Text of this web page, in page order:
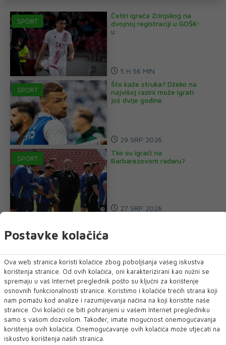
SPORT
Četiri igrača Zrinjskog na
dvojnoj registraciji u GOŠK-
u
5 H 56 MIN
SPORT
Što kaže struka? Džeko na
najvišoj razini može igrati
još dvije godine
29 SRP 2026
SPORT
Tko su igrači na
Barbarezovom radaru?
27 SRP 2026
Postavke kolačića
Ova web stranica koristi kolačiće zbog poboljšanja vašeg iskustva
korištenja stranice. Od ovih kolačića, oni karakterizirani kao nužni se
spremaju u vaš Internet preglednik pošto su ključni za korištenje
osnovnih funkcionalnosti stranice. Koristimo i kolačiće trećih strana koji
nam pomažu kod analize i razumijevanja načina na koji koristite naše
stranice. Ovi kolačići će biti pohranjeni u vašem Internet pregledniku
samo s vašom dozvolom. Također, imate mogućnost onemogućavanja
korištenja ovih kolačića. Onemogućavanje ovih kolačića može utjecati na
iskustvo korištenja naših stranica.